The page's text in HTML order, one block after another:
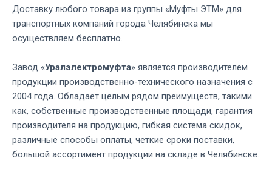
Доставку любого товара из группы «Муфты ЭТМ» для
транспортных компаний города Челябинска мы
осуществляем бесплатно.
Завод «Уралэлектромуфта» является производителем
продукции производственно-технического назначения с
2004 года. Обладает целым рядом преимуществ, такими
как, собственные производственные площади, гарантия
производителя на продукцию, гибкая система скидок,
различные способы оплаты, четкие сроки поставки,
большой ассортимент продукции на складе в Челябинске.